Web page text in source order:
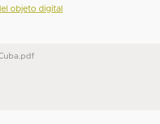
objeto digital